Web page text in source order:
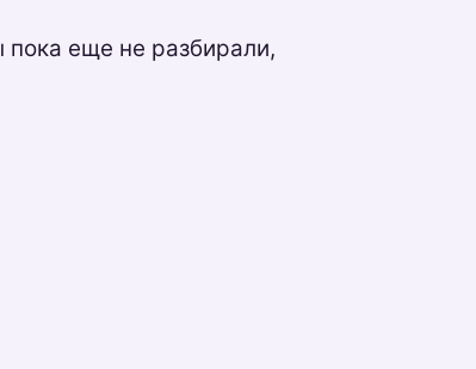
пока еще не разбирали,